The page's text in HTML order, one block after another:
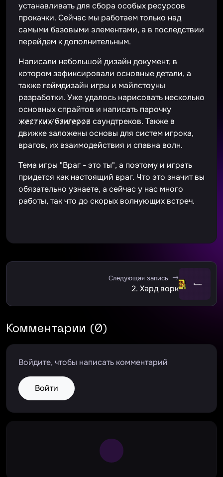
устанавливать для сбора особых ресурсов
прокачки. Сейчас мы работаем только над
самыми базовыми элементами, а в последствии
перейдем к дополнительным.
Написали небольшой дизайн документ, в
котором зафиксировали основные детали, а
также геймдизайн игры и майлстоуны
разработки. Уже удалось нарисовать несколько
основных спрайтов и написать парочку
ж̷е̷с̷т̷к̷и̷х̷ ̷б̷э̷н̷г̷е̷р̷о̷в̷ саундтреков. Также в
движке заложены основы для систем игрока,
врагов, их взаимодействия и спавна волн.
Тема игры "Враг - это ты", а поэтому и играть
придется как настоящий враг. Что это значит вы
обязательно узнаете, а сейчас у нас много
работы, так что до скорых волнующих встреч.
Следующая запись
2. Хард ворк
Комментарии (0)
Войдите, чтобы написать комментарий
Войти
Large Spinner